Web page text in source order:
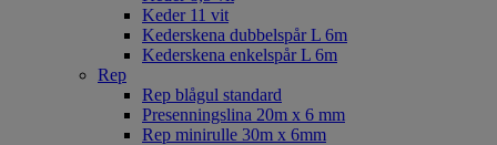
Keder 11 vit
Kederskena dubbelspår L 6m
Kederskena enkelspår L 6m
Rep
Rep blågul standard
Presenningslina 20m x 6 mm
Rep minirulle 30m x 6mm